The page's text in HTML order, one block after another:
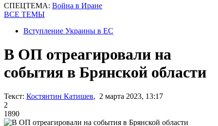
СПЕЦТЕМА: Война в Иране
ВСЕ ТЕМЫ
Вступление Украины в ЕС
В ОП отреагировали на
события в Брянской области
Текст: Костянтин Катишев, 2 марта 2023, 13:17
2
1890